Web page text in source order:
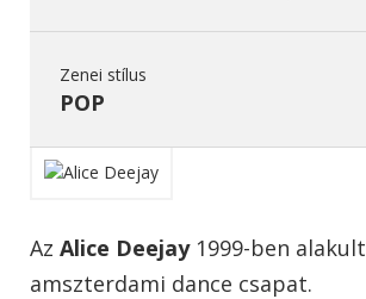
Zenei stílus
POP
Az Alice Deejay1999-ben alakult
amszterdami dance csapat.